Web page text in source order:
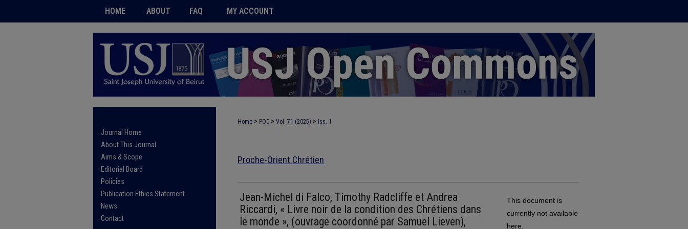
HOME ABOUT FAQ MY ACCOUNT
Home > POC > Vol. 71 (2025) > Iss. 1
Proche-Orient Chrétien
Jean-Michel di Falco, Timothy Radcliffe et Andrea
Riccardi, « Livre noir de la condition des Chrétiens dans
le monde », (ouvrage coordonné par Samuel Lieven),
This document is
currently not available
here.
Journal Home
About This Journal
Aims & Scope
Editorial Board
Policies
Publication Ethics Statement
News
Contact